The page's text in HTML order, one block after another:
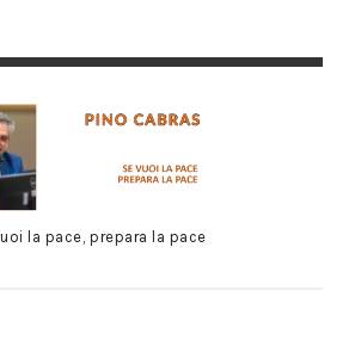
la pace, prepara la pace